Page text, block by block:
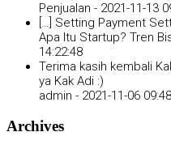
Penjualan - 2021-11-13
[…] Setting Payment
Apa Itu Startup? Tren
14:22:48
Terima kasih kembali
ya Kak Adi :)
admin - 2021-11-06
Archives